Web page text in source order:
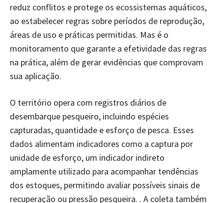
reduz conflitos e protege os ecossistemas aquáticos,
ao estabelecer regras sobre períodos de reprodução,
áreas de uso e práticas permitidas. Mas é o
monitoramento que garante a efetividade das regras
na prática, além de gerar evidências que comprovam
sua aplicação.
O território opera com registros diários de
desembarque pesqueiro, incluindo espécies
capturadas, quantidade e esforço de pesca. Esses
dados alimentam indicadores como a captura por
unidade de esforço, um indicador indireto
amplamente utilizado para acompanhar tendências
dos estoques, permitindo avaliar possíveis sinais de
recuperação ou pressão pesqueira. . A coleta também